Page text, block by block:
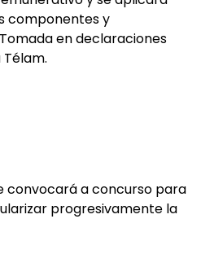
componentes y
en declaraciones
convocará a concurso para
progresivamente la